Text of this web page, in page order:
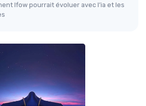
lfow pourrait évoluer avec l’ia et les